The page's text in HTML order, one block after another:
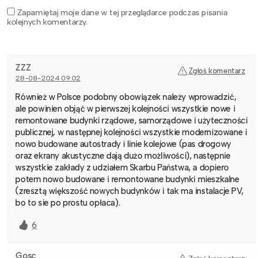
Zapamiętaj moje dane w tej przeglądarce podczas pisania
kolejnych komentarzy.
ZZZ
28-08-2024 09:02
Zgłoś komentarz
Również w Polsce podobny obowiązek należy wprowadzić,
ale powinien objąć w pierwszej kolejności wszystkie nowe i
remontowane budynki rządowe, samorządowe i użyteczności
publicznej, w następnej kolejności wszystkie modernizowane i
nowo budowane autostrady i linie kolejowe (pas drogowy
oraz ekrany akustyczne dają dużo możliwości), następnie
wszystkie zakłady z udziałem Skarbu Państwa, a dopiero
potem nowo budowane i remontowane budynki mieszkalne
(zresztą większość nowych budynków i tak ma instalacje PV,
bo to sie po prostu opłaca).
6
Gosc